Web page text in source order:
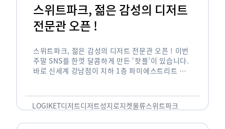
스위트파크, 젊은 감성의 디저트
전문관 오픈 !
스위트파크, 젊은 감성의 디저트 전문관 오픈 ! 이번
주말 SNS를 한껏 달콤하게 만든 ‘핫플’이 있습니다.
바로 신세계 강남점이 지하 1층 파미에스트리트 분
LOGIKET디저트디저트성지로지켓물류스위트파크